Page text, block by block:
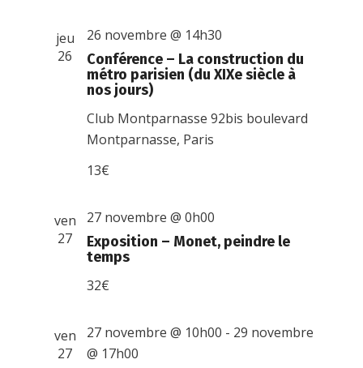
jeu
26
Conférence – La construction du
métro parisien (du XIXe siècle à
nos jours)
26 novembre @ 14h30
Club Montparnasse92bis boulevard
Montparnasse, Paris
13€
ven
27
Exposition – Monet, peindre le
temps
27 novembre @ 0h00
32€
ven
27
27 novembre @ 10h00 - 29 novembre
@ 17h00